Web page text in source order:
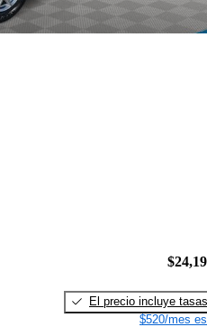
El precio incluye tasas
$520/mes